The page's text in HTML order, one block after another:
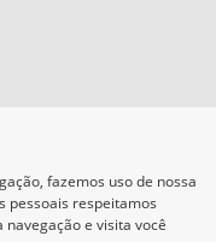
Políticas
fazemos uso de nossa
pessoais respeitamos
navegação e visita você